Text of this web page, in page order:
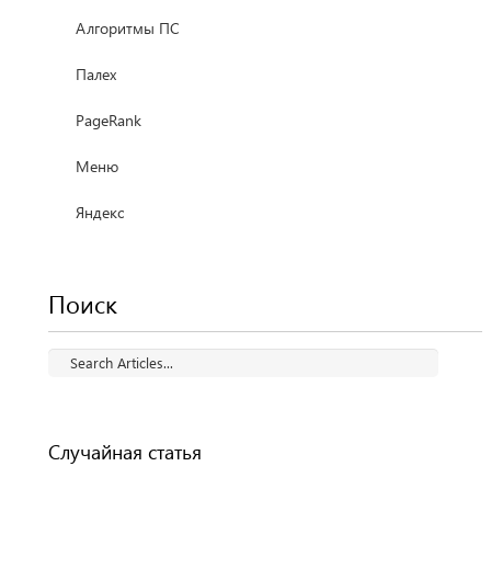
Алгоритмы ПС
Палех
PageRank
Меню
Яндекс
Поиск
Случайная статья